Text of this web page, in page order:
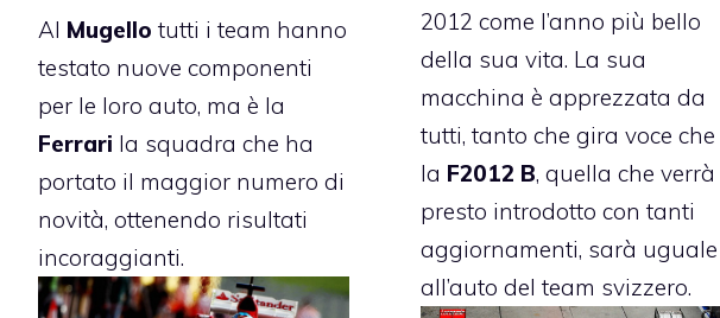
Al Mugello tutti i team hanno
testato nuove componenti
per le loro auto, ma è la
Ferrari la squadra che ha
portato il maggior numero di
novità, ottenendo risultati
incoraggianti.
2012 come l’anno più bello
della sua vita. La sua
macchina è apprezzata da
tutti, tanto che gira voce che
la F2012 B, quella che verrà
presto introdotto con tanti
aggiornamenti, sarà uguale
all’auto del team svizzero.